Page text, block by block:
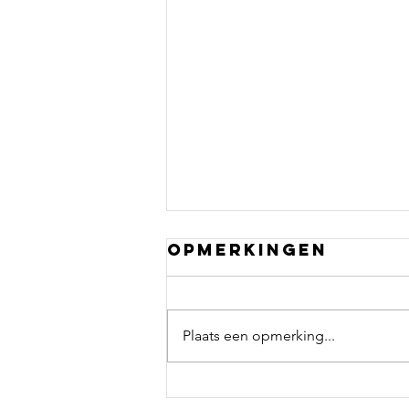
Tja, niets aan
Opmerkingen
Plaats een opmerking...